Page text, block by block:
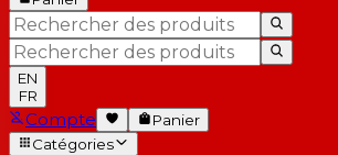
EN
FR
Compte
Panier
Catégories